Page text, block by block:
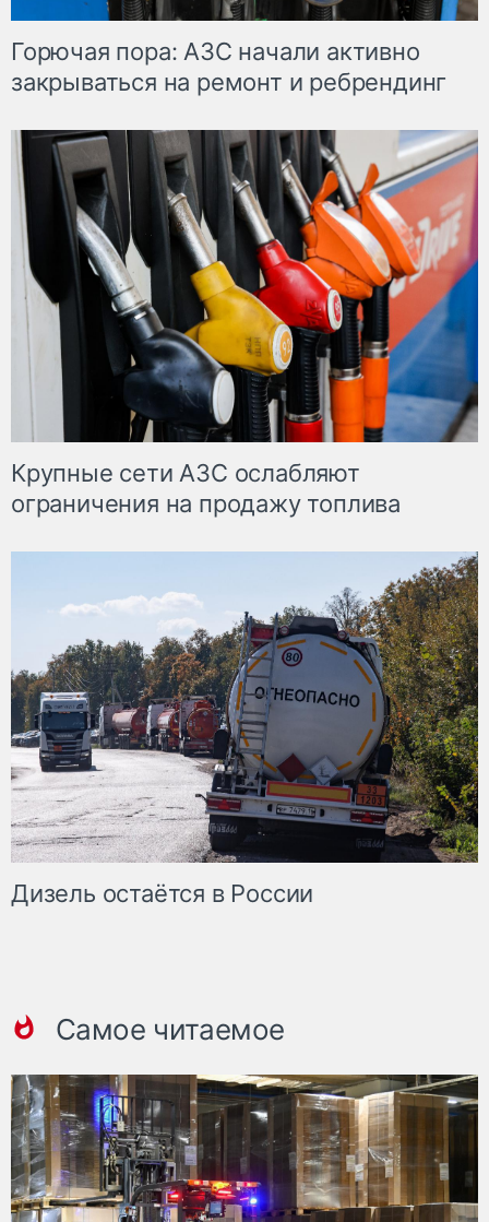
Горючая пора: АЗС начали активно
закрываться на ремонт и ребрендинг
Крупные сети АЗС ослабляют
ограничения на продажу топлива
Дизель остаётся в России
Самое читаемое